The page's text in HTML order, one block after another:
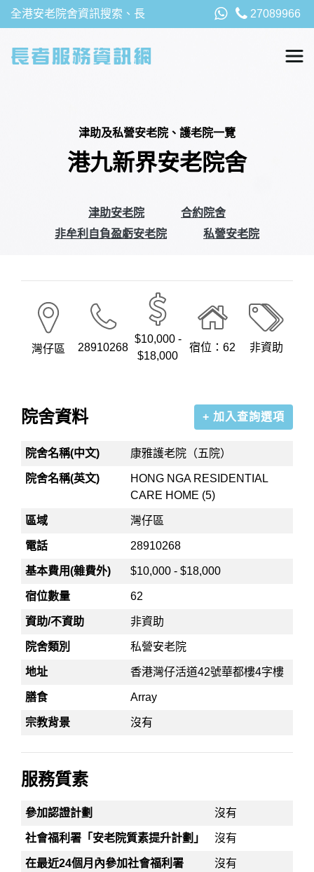
全港安老院舍資訊搜索、長 27089966
津助及私營安老院、護老院一覽
港九新界安老院舍
津助安老院
合約院舍
非牟利自負盈虧安老院
私營安老院
灣仔區 28910268
$10,000 -
$18,000
宿位：62 非資助
院舍資料 + 加入查詢選項
院舍名稱(中文) 康雅護老院（五院）
院舍名稱(英文)
HONG NGA RESIDENTIAL
CARE HOME (5)
區域 灣仔區
電話 28910268
基本費用(雜費外) $10,000 - $18,000
宿位數量 62
資助/不資助 非資助
院舍類別 私營安老院
地址 香港灣仔活道42號華都樓4字樓
膳食 Array
宗教背景 沒有
服務質素
參加認證計劃 沒有
社會福利署「安老院質素提升計劃」 沒有
在最近24個月內參加社會福利署
沒有